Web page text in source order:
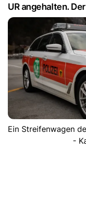
UR angehalten.
Ein Streifenwagen
-